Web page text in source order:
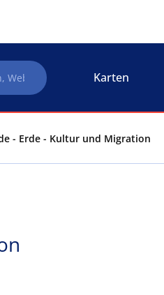
Karten
- Erde - Kultur und Migration